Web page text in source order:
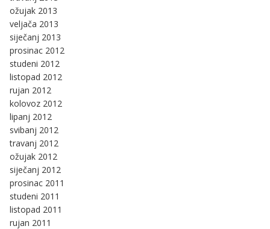
ožujak 2013
veljača 2013
siječanj 2013
prosinac 2012
studeni 2012
listopad 2012
rujan 2012
kolovoz 2012
lipanj 2012
svibanj 2012
travanj 2012
ožujak 2012
siječanj 2012
prosinac 2011
studeni 2011
listopad 2011
rujan 2011